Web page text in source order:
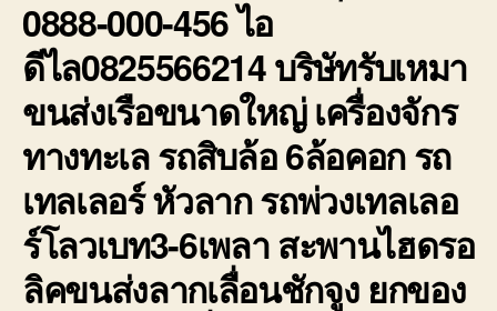
0888-000-456 ไอ
ดีไล0825566214 บริษัทรับเหมา
ขนส่งเรือขนาดใหญ่ เครื่องจักร
ทางทะเล รถสิบล้อ 6ล้อคอก รถ
เทลเลอร์ หัวลาก รถพ่วงเทลเลอ
ร์โลวเบท3-6เพลา สะพานไฮดรอ
ลิคขนส่งลากเลื่อนชักจูง ยกของ